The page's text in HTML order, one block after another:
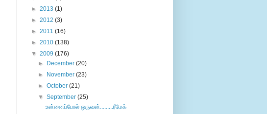
► 2013 (1)
► 2012 (3)
► 2011 (16)
► 2010 (138)
▼ 2009 (176)
►
December(20)
►
November(23)
►October(21)
▼September(25)
உன்னைப்போல் ஒருவன்.........ரீமேக்